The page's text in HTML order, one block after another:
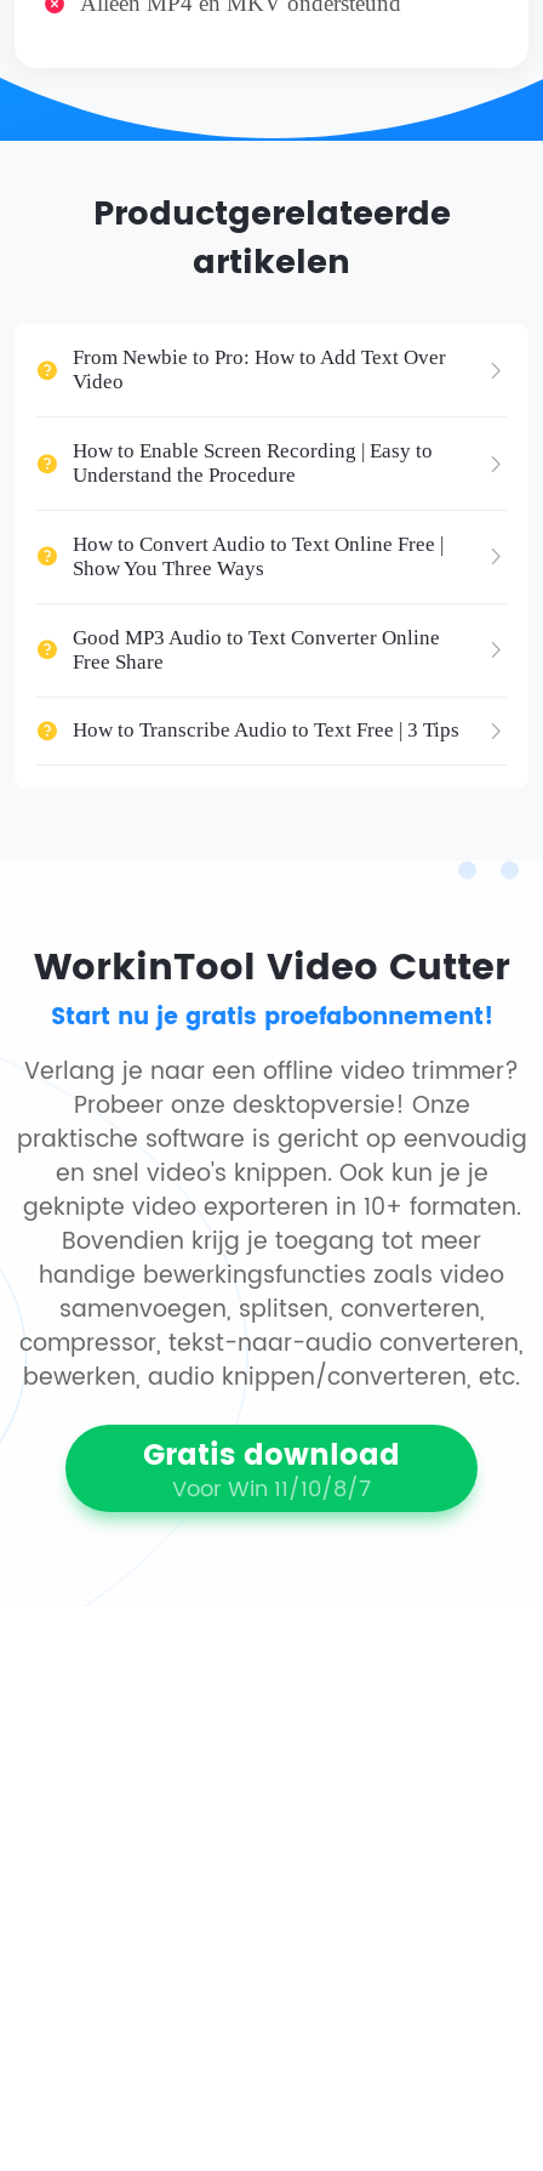
Productgerelateerde
artikelen
From Newbie to Pro: How to Add Text Over
Video
How to Enable Screen Recording | Easy to
Understand the Procedure
How to Convert Audio to Text Online Free |
Show You Three Ways
Good MP3 Audio to Text Converter Online
Free Share
How to Transcribe Audio to Text Free | 3 Tips
WorkinTool Video Cutter
Start nu je gratis proefabonnement!
Verlang je naar een offline video trimmer?
Probeer onze desktopversie! Onze
praktische software is gericht op eenvoudig
en snel video's knippen. Ook kun je je
geknipte video exporteren in 10+ formaten.
Bovendien krijg je toegang tot meer
handige bewerkingsfuncties zoals video
samenvoegen, splitsen, converteren,
compressor, tekst-naar-audio converteren,
bewerken, audio knippen/converteren, etc.
Gratis download
Voor Win 11/10/8/7